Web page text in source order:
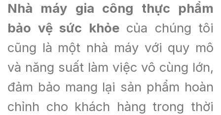
Nhà máy gia công thực phẩm
bảo vệ sức khỏecủa chúng tôi
cũng là một nhà máy với quy mô
và năng suất làm việc vô cùng lớn,
đảm bảo mang lại sản phẩm hoàn
chỉnh cho khách hàng trong thời